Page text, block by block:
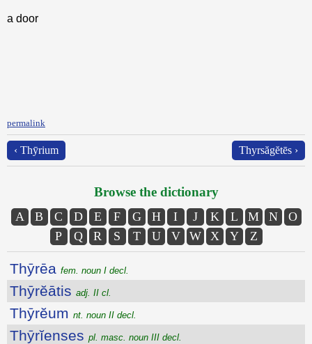
a door
permalink
‹ Thȳrium Thyrsăgĕtēs ›
Browse the dictionary
A B C D E F G H I J K L M N
O
P
Q R S T U V W X Y Z
Thȳrēa fem. noun I decl.
Thȳrĕātis adj. II cl.
Thȳrĕum nt. noun II decl.
Thȳrĭenses pl. masc. noun III decl.